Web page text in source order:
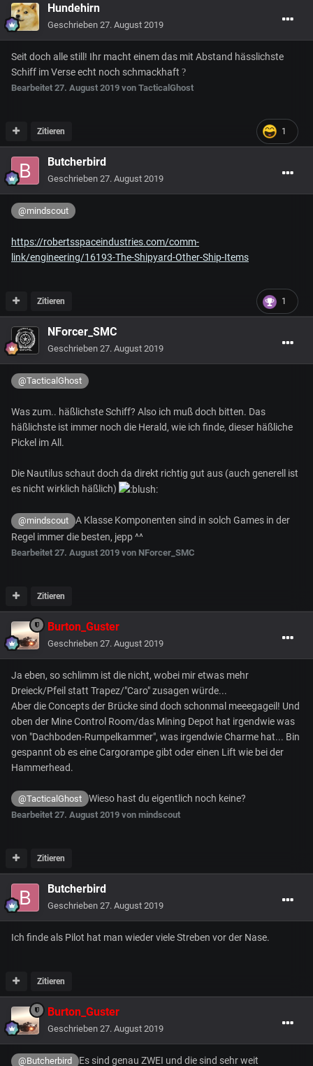
Hundehirn
Geschrieben 27. August 2019
Seit doch alle still! Ihr macht einem das mit Abstand hässlichste
Schiff im Verse echt noch schmackhaft ?
Bearbeitet 27. August 2019 von TacticalGhost
1
Zitieren
Butcherbird
Geschrieben 27. August 2019
@mindscout
https://robertsspaceindustries.com/comm-
link/engineering/16193-The-Shipyard-Other-Ship-Items
1
Zitieren
NForcer_SMC
Geschrieben 27. August 2019
@TacticalGhost
Was zum.. häßlichste Schiff? Also ich muß doch bitten. Das
häßlichste ist immer noch die Herald, wie ich finde, dieser häßliche
Pickel im All.
Die Nautilus schaut doch da direkt richtig gut aus (auch generell ist
es nicht wirklich häßlich)
@mindscout
A Klasse Komponenten sind in solch Games in der
Regel immer die besten, jepp ^^
Bearbeitet 27. August 2019 von NForcer_SMC
Zitieren
Burton_Guster
Geschrieben 27. August 2019
Ja eben, so schlimm ist die nicht, wobei mir etwas mehr
Dreieck/Pfeil statt Trapez/"Caro" zusagen würde...
Aber die Concepts der Brücke sind doch schonmal meeegageil! Und
oben der Mine Control Room/das Mining Depot hat irgendwie was
von "Dachboden-Rumpelkammer", was irgendwie Charme hat... Bin
gespannt ob es eine Cargorampe gibt oder einen Lift wie bei der
Hammerhead.
@TacticalGhost Wieso hast du eigentlich noch keine?
Bearbeitet 27. August 2019 von mindscout
Zitieren
Butcherbird
Geschrieben 27. August 2019
Ich finde als Pilot hat man wieder viele Streben vor der Nase.
Zitieren
Burton_Guster
Geschrieben 27. August 2019
@Butcherbird
Es sind genau ZWEI und die sind sehr weit